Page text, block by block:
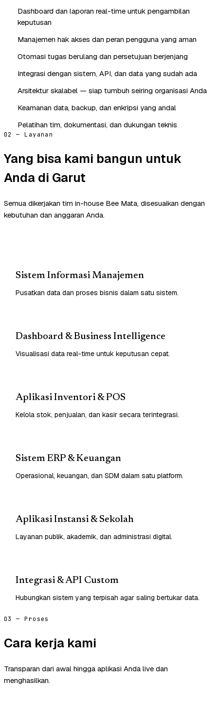
Dashboard dan laporan real-time untuk pengambilan
keputusan
Manajemen hak akses dan peran pengguna yang aman
Otomasi tugas berulang dan persetujuan berjenjang
Integrasi dengan sistem, API, dan data yang sudah ada
Arsitektur skalabel — siap tumbuh seiring organisasi Anda
Keamanan data, backup, dan enkripsi yang andal
Pelatihan tim, dokumentasi, dan dukungan teknis
02 — Layanan
Yang bisa kami bangun untuk
Anda di Garut
Semua dikerjakan tim in-house Bee Mata, disesuaikan dengan
kebutuhan dan anggaran Anda.
Sistem Informasi Manajemen
Pusatkan data dan proses bisnis dalam satu sistem.
Dashboard & Business Intelligence
Visualisasi data real-time untuk keputusan cepat.
Aplikasi Inventori & POS
Kelola stok, penjualan, dan kasir secara terintegrasi.
Sistem ERP & Keuangan
Operasional, keuangan, dan SDM dalam satu platform.
Aplikasi Instansi & Sekolah
Layanan publik, akademik, dan administrasi digital.
Integrasi & API Custom
Hubungkan sistem yang terpisah agar saling bertukar data.
03 — Proses
Cara kerja kami
Transparan dari awal hingga aplikasi Anda live dan
menghasilkan.